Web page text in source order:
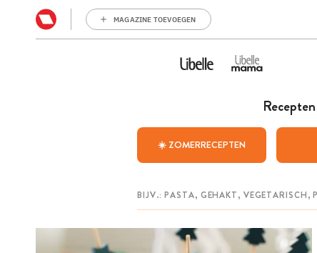
MAGAZINE TOEVOEGEN
Recepten
☀️ ZOMERRECEPTEN